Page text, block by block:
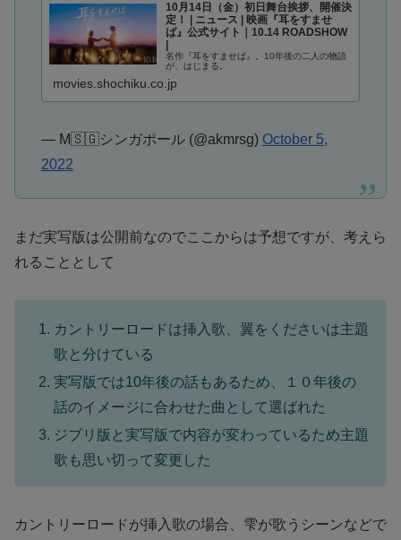
10月14日（金）初日舞台挨拶、開催決
定！ | ニュース | 映画『耳をすませ
ば』公式サイト｜10.14 ROADSHOW
名作『耳をすませば』。10年後の二人の物語
が、はじまる。
movies.shochiku.co.jp
— M🇸🇬シンガポール (@akmrsg) October 5,
2022
まだ実写版は公開前なのでここからは予想ですが、考えら
れることとして
カントリーロードは挿入歌、翼をくださいは主題
歌と分けている
実写版では10年後の話もあるため、１０年後の
話のイメージに合わせた曲として選ばれた
ジブリ版と実写版で内容が変わっているため主題
歌も思い切って変更した
カントリーロードが挿入歌の場合、雫が歌うシーンなどで